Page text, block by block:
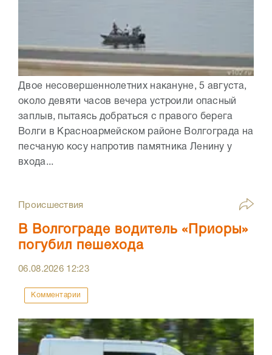
Двое несовершеннолетних накануне, 5 августа,
около девяти часов вечера устроили опасный
заплыв, пытаясь добраться с правого берега
Волги в Красноармейском районе Волгограда на
песчаную косу напротив памятника Ленину у
входа...
Происшествия
В Волгограде водитель «Приоры»
погубил пешехода
06.08.2026 12:23
Комментарии